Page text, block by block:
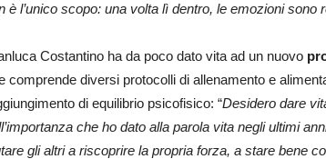
è l’unico scopo: una volta lì dentro, le emozioni sono
Costantino ha da poco dato vita ad un nuovo
comprende diversi protocolli di allenamento e
di equilibrio psicofisico: “Desidero dare
che ho dato alla parola vita negli ultimi
gli altri a riscoprire la propria forza, a stare bene